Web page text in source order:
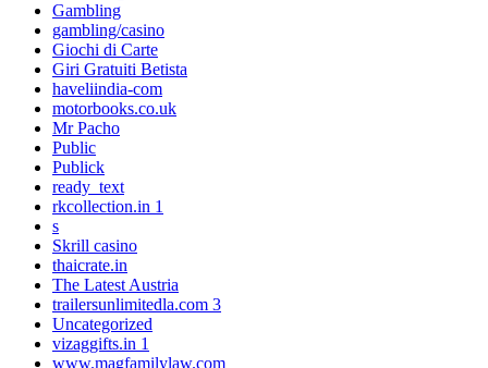
Gambling
gambling/casino
Giochi di Carte
Giri Gratuiti Betista
haveliindia-com
motorbooks.co.uk
Mr Pacho
Public
Publick
ready_text
rkcollection.in 1
s
Skrill casino
thaicrate.in
The Latest Austria
trailersunlimitedla.com 3
Uncategorized
vizaggifts.in 1
www.magfamilylaw.com